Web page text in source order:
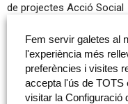
de projectes Acció Social
2020
Articles relacionats
Fem servir galetes al
l'experiència més
preferències i visites
accepta l'ús de TOTS
visitar la Configuració